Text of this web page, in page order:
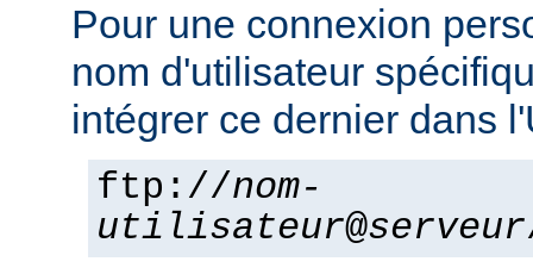
Pour une connexion
nom d'utilisateur
intégrer ce dernier dans
ftp://nom-
utilisateur@serveur